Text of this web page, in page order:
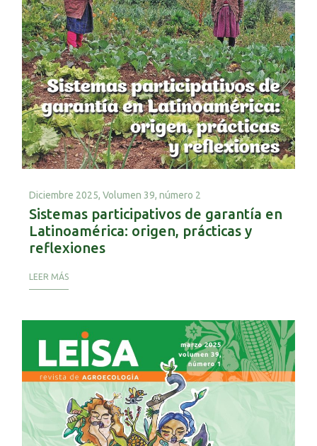
Diciembre 2025, Volumen 39, número 2
Sistemas participativos de garantía en
Latinoamérica: origen, prácticas y
reflexiones
LEER MÁS